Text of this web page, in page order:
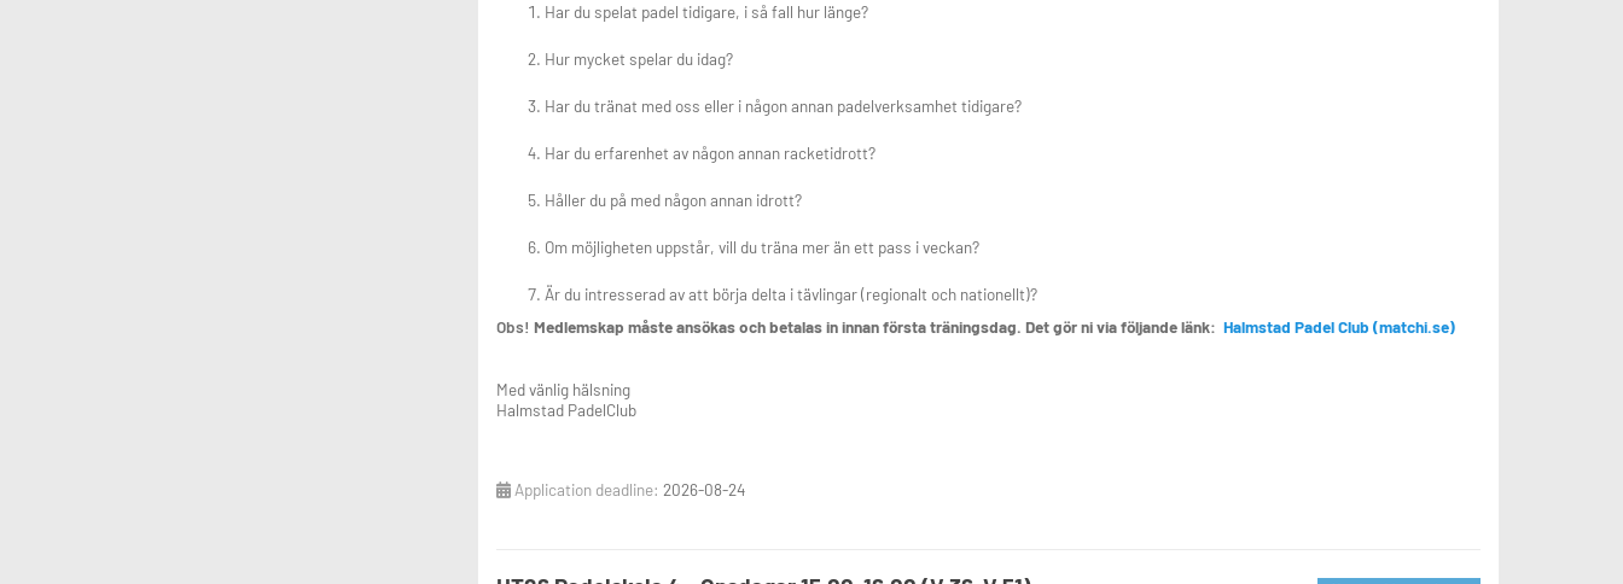
Har du spelat padel tidigare, i så fall hur länge?
Hur mycket spelar du idag?
Har du tränat med oss eller i någon annan padelverksamhet tidigare?
Har du erfarenhet av någon annan racketidrott?
Håller du på med någon annan idrott?
Om möjligheten uppstår, vill du träna mer än ett pass i veckan?
Är du intresserad av att börja delta i tävlingar (regionalt och nationellt)?
Obs! Medlemskap måste ansökas och betalas in innan första träningsdag. Det gör ni via följande länk: Halmstad Padel Club (matchi.se)
Med vänlig hälsning
Halmstad PadelClub
Application deadline: 2026-08-24